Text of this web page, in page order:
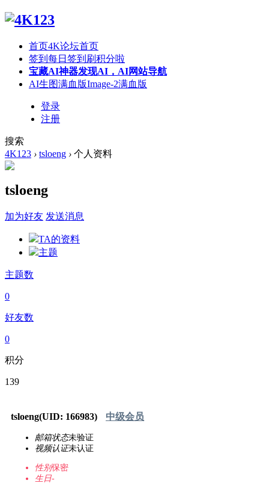
首页4K论坛首页
签到 每日签到刷积分啦
宝藏AI神器发现AI，AI网站导航
AI生图满血版Image-2满血版
登录
注册
搜索
4K123 › tsloeng › 个人资料
tsloeng
加为好友 发送消息
TA的资料
主题
主题数
0
好友数
0
积分
139
tsloeng(UID: 166983) 中级会员
邮箱状态未验证
视频认证未认证
性别保密
生日-